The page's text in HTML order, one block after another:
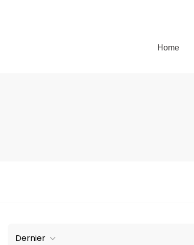
Home
Dernier